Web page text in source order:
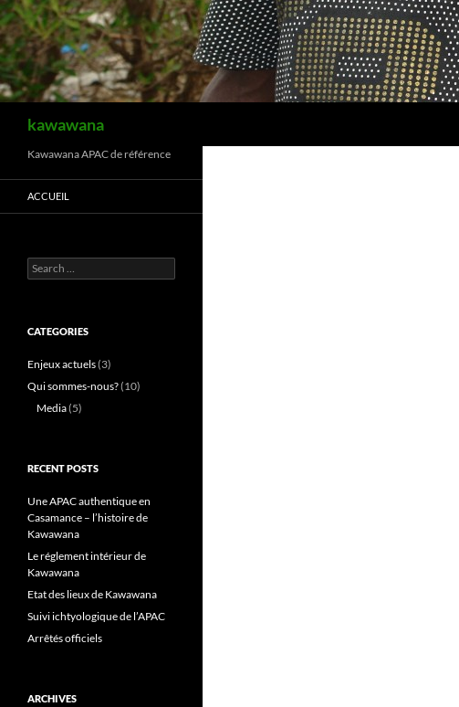
kawawana
Kawawana APAC de référence
ACCUEIL
Search
for:
CATEGORIES
Enjeux actuels(3)
Qui sommes-nous?(10)
Media(5)
RECENT POSTS
Une APAC authentique en
Casamance – l’histoire de
Kawawana
Le réglement intérieur de
Kawawana
Etat des lieux de Kawawana
Suivi ichtyologique de l’APAC
Arrêtés officiels
ARCHIVES